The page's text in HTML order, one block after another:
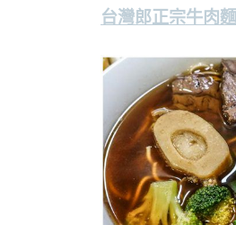
台灣郎正宗牛肉麵